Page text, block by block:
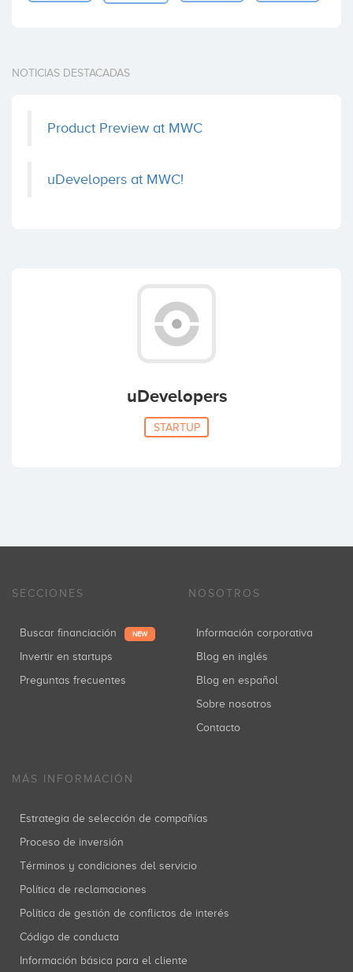
NOTICIAS DESTACADAS
Product Preview at MWC
uDevelopers at MWC!
uDevelopers
STARTUP
SECCIONES
Buscar financiación NEW
Invertir en startups
Preguntas frecuentes
NOSOTROS
Información corporativa
Blog en inglés
Blog en español
Sobre nosotros
Contacto
MÁS INFORMACIÓN
Estrategia de selección de compañías
Proceso de inversión
Términos y condiciones del servicio
Política de reclamaciones
Política de gestión de conflictos de interés
Código de conducta
Información básica para el cliente